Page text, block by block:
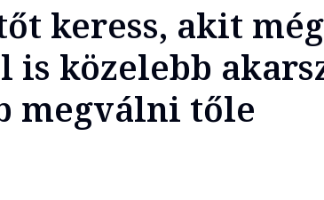
keress, akit
is közelebb
megválni tőle